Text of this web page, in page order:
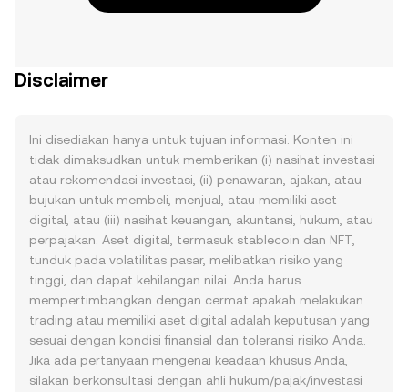
Disclaimer
Ini disediakan hanya untuk tujuan informasi. Konten ini
tidak dimaksudkan untuk memberikan (i) nasihat investasi
atau rekomendasi investasi, (ii) penawaran, ajakan, atau
bujukan untuk membeli, menjual, atau memiliki aset
digital, atau (iii) nasihat keuangan, akuntansi, hukum, atau
perpajakan. Aset digital, termasuk stablecoin dan NFT,
tunduk pada volatilitas pasar, melibatkan risiko yang
tinggi, dan dapat kehilangan nilai. Anda harus
mempertimbangkan dengan cermat apakah melakukan
trading atau memiliki aset digital adalah keputusan yang
sesuai dengan kondisi finansial dan toleransi risiko Anda.
Jika ada pertanyaan mengenai keadaan khusus Anda,
silakan berkonsultasi dengan ahli hukum/pajak/investasi